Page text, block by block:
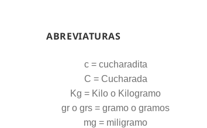
ABREVIATURAS
c = cucharadita
C = Cucharada
Kg = Kilo o Kilogramo
gr o grs = gramo o gramos
mg = miligramo